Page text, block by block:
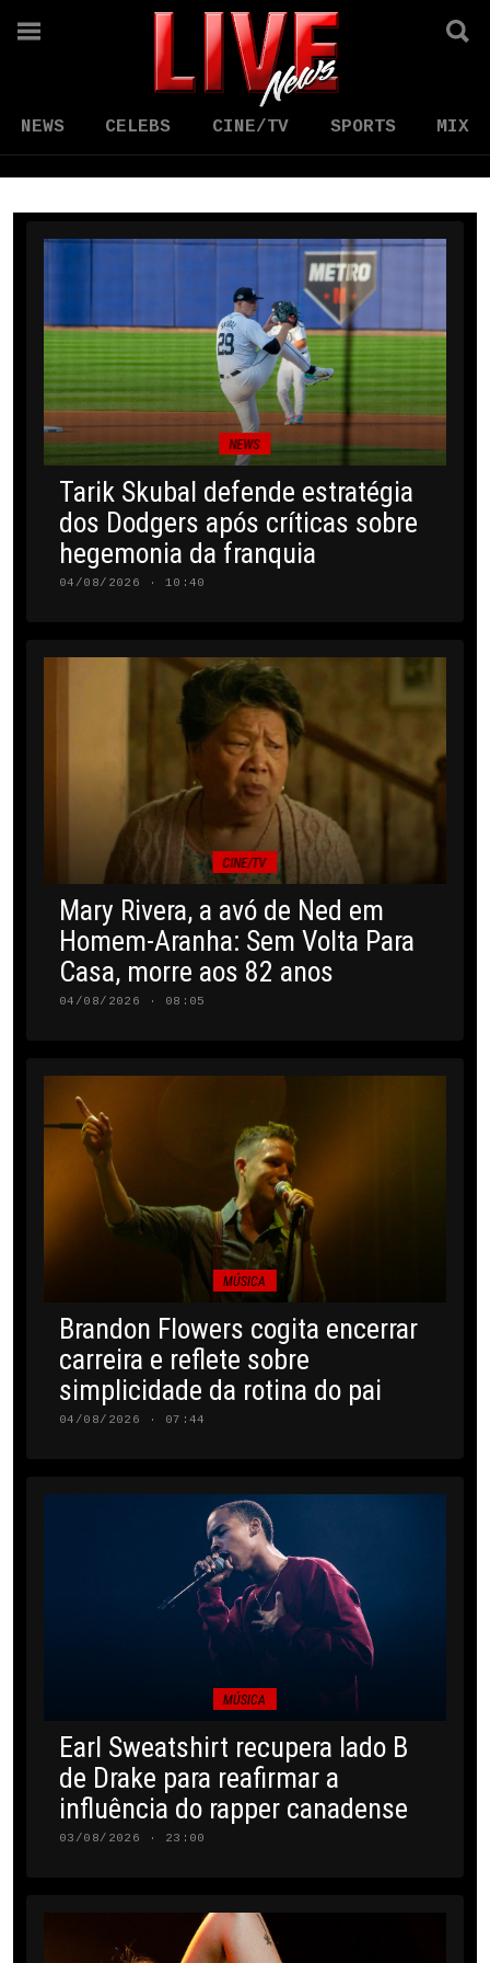
NEWS CELEBS CINE/TV SPORTS MIX
NEWS
Tarik Skubal defende estratégia
dos Dodgers após críticas sobre
hegemonia da franquia
04/08/2026 · 10:40
CINE/TV
Mary Rivera, a avó de Ned em
Homem-Aranha: Sem Volta Para
Casa, morre aos 82 anos
04/08/2026 · 08:05
MÚSICA
Brandon Flowers cogita encerrar
carreira e reflete sobre
simplicidade da rotina do pai
04/08/2026 · 07:44
MÚSICA
Earl Sweatshirt recupera lado B
de Drake para reafirmar a
influência do rapper canadense
03/08/2026 · 23:00